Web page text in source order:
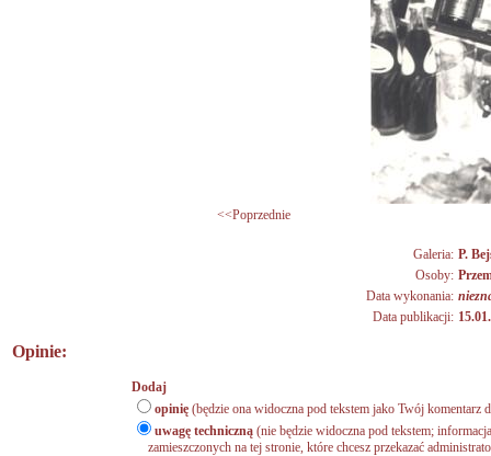
<<Poprzednie
Galeria: P.
Osoby:
Data wykonania:
Data publikacji:
Opinie:
Dodaj
opinię (będzie ona widoczna pod tekstem jako Twój komentarz
uwagę techniczną (nie będzie widoczna pod tekstem;
zamieszczonych na tej stronie, które chcesz przekazać